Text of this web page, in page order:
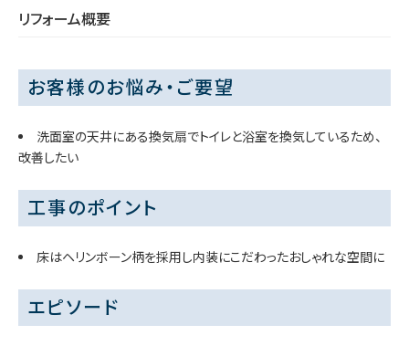
リフォーム概要
お客様のお悩み・ご要望
洗面室の天井にある換気扇でトイレと浴室を換気しているため、
改善したい
工事のポイント
床はヘリンボーン柄を採用し内装にこだわったおしゃれな空間に
エピソード